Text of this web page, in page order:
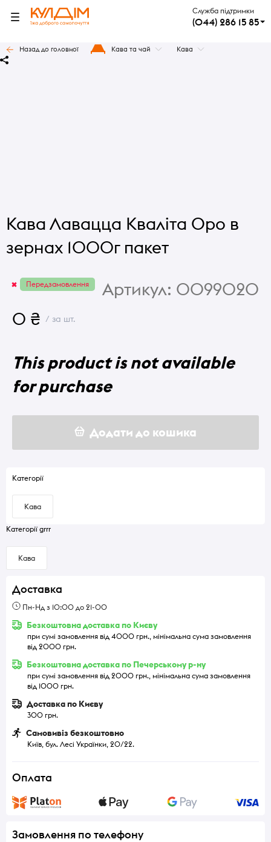
Служба підтримки
(044) 286 15 85
Назад до головної Кава та чай Кава
Кава Лавацца Кваліта Оро в
зернах 1000г пакет
Передзамовлення Артикул: 0099020
0 ₴ / за шт.
This product is not available
for purchase
Додати до кошика
Категорії
Кава
Категорії grrr
Кава
Доставка
Пн-Нд з 10:00 до 21-00
Безкоштовна доставка по Києву
при сумі замовлення від 4000 грн., мінімальна сума замовлення
від 2000 грн.
Безкоштовна доставка по Печерському р-ну
при сумі замовлення від 2000 грн., мінімальна сума замовлення
від 1000 грн.
Доставка по Києву
300 грн.
Самовивіз безкоштовно
Київ, бул. Лесі Українки, 20/22.
Оплата
Замовлення по телефону